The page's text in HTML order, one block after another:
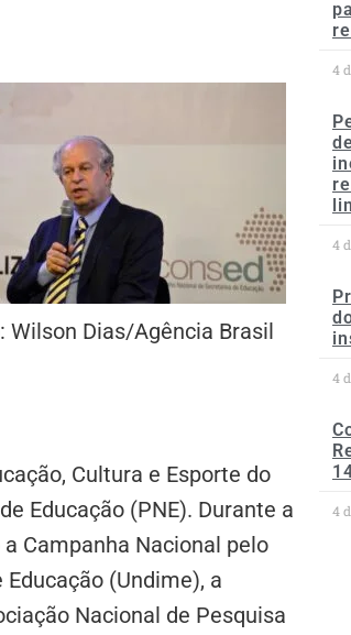
Wilson Dias/Agência Brasil
Cultura e Esporte do
Educação (PNE). Durante a
Campanha Nacional pelo
(Undime), a
Nacional de Pesquisa
4
4
4
4